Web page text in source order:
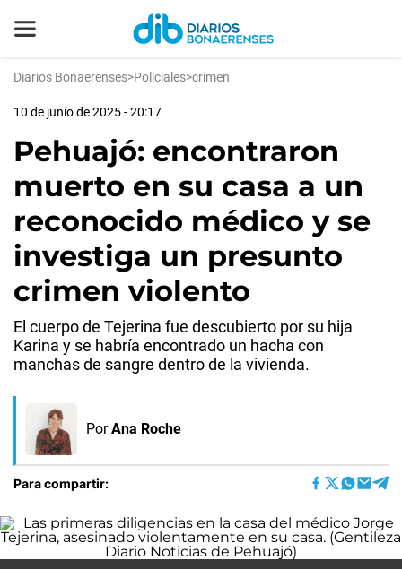
Diarios Bonaerenses>Policiales>crimen
10 de junio de 2025 - 20:17
Pehuajó: encontraron
muerto en su casa a un
reconocido médico y se
investiga un presunto
crimen violento
El cuerpo de Tejerina fue descubierto por su hija
Karina y se habría encontrado un hacha con
manchas de sangre dentro de la vivienda.
Por Ana Roche
Para compartir: